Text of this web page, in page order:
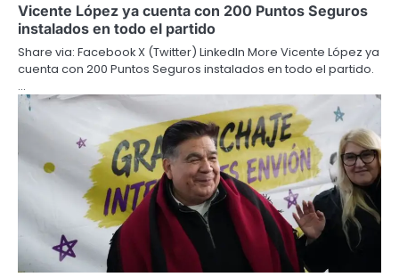
Vicente López ya cuenta con 200 Puntos Seguros
instalados en todo el partido
Share via: Facebook X (Twitter) LinkedIn More Vicente López ya
cuenta con 200 Puntos Seguros instalados en todo el partido.
…